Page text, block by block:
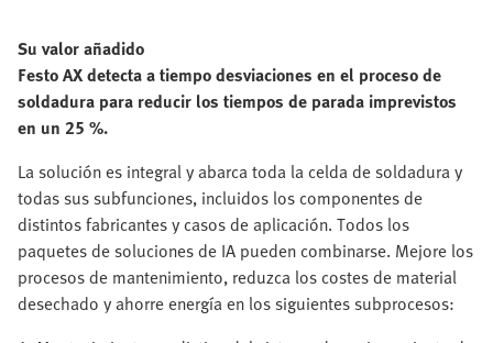
Su valor añadido
Festo AX detecta a tiempo desviaciones en el proceso de
soldadura para reducir los tiempos de parada imprevistos
en un 25 %.
La solución es integral y abarca toda la celda de soldadura y
todas sus subfunciones, incluidos los componentes de
distintos fabricantes y casos de aplicación. Todos los
paquetes de soluciones de IA pueden combinarse. Mejore los
procesos de mantenimiento, reduzca los costes de material
desechado y ahorre energía en los siguientes subprocesos: